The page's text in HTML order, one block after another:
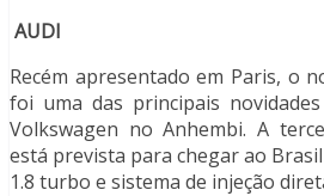
AUDI
Recém apresentado em Paris, o
foi uma das principais
Volkswagen no Anhembi. A
está prevista para chegar ao
1.8 turbo e sistema de injeção